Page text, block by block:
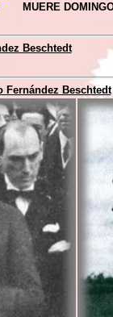
MUERE
Beschtedt
Fernández Beschtedt